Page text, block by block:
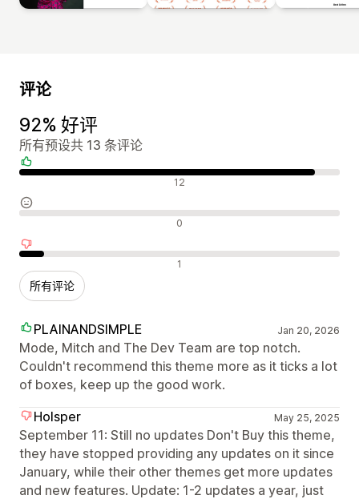
评论
92% 好评
所有预设共 13 条评论
好评 12
中评 0
差评 1
所有评论
PLAINANDSIMPLE Jan 20, 2026
Mode, Mitch and The Dev Team are top notch.
Couldn't recommend this theme more as it ticks a lot
of boxes, keep up the good work.
Holsper
May 25, 2025
September 11: Still no updates Don't Buy this theme,
they have stopped providing any updates on it since
January, while their other themes get more updates
and new features. Update: 1-2 updates a year, just